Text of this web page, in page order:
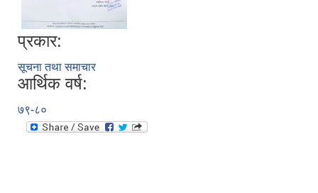
प्रकार:
सूचना तथा समाचार
आर्थिक वर्ष:
७९-८०